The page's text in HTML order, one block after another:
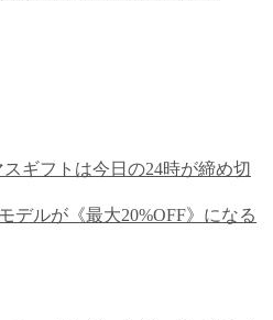
ギフトは今日の24時が締め切
デルが《最大20%OFF》になる